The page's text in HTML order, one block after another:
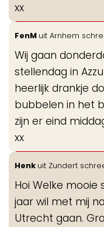
xx
FenM uit Arnhem
Wij gaan
stellendag in
heerlijk drankje
bubbelen in het
zijn er eind
xx
Henk uit Zundert
Hoi Welke mooie
jaar wil met mij
Utrecht gaan.